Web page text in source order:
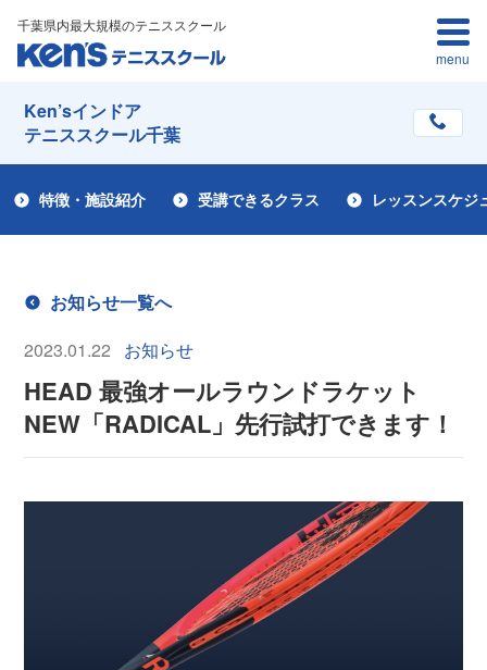
千葉県内最大規模のテニススクール
menu
Ken’sインドア
テニススクール千葉
特徴・施設紹介 受講できるクラス レッスンスケジ
お知らせ一覧へ
2023.01.22
お知らせ
HEAD 最強オールラウンドラケット
NEW「RADICAL」先行試打できます！